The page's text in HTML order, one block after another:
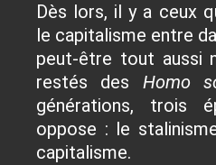
Dès lors, il y a ceux
le capitalisme entre
peut-être tout aussi
restés des Homo
générations, trois
oppose : le
capitalisme.